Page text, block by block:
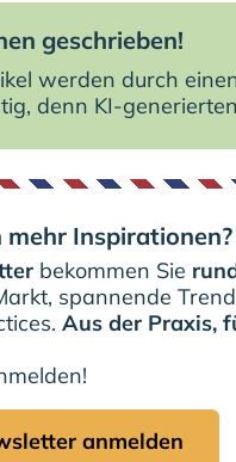
geschrieben!
werden durch
denn KI-
mehr Inspirationen?
bekommen Sie
spannende
Aus der Praxis,
anmelden